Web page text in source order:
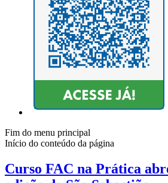
Fim do menu principal
Início do conteúdo da página
Curso FAC na Prática